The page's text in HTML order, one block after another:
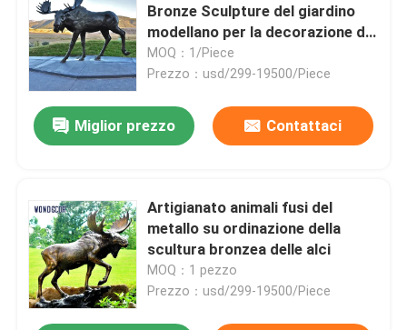
Bronze Sculpture del giardino
modellano per la decorazione dei
parchi
MOQ：1/Piece
Prezzo：usd/299-19500/Piece
Miglior prezzo Contattaci
Artigianato animali fusi del
metallo su ordinazione della
scultura bronzea delle alci
MOQ：1 pezzo
Prezzo：usd/299-19500/Piece